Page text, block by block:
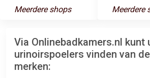
Meerdere shops Meerdere
Via Onlinebadkamers.nl kunt
urinoirspoelers vinden van
merken: